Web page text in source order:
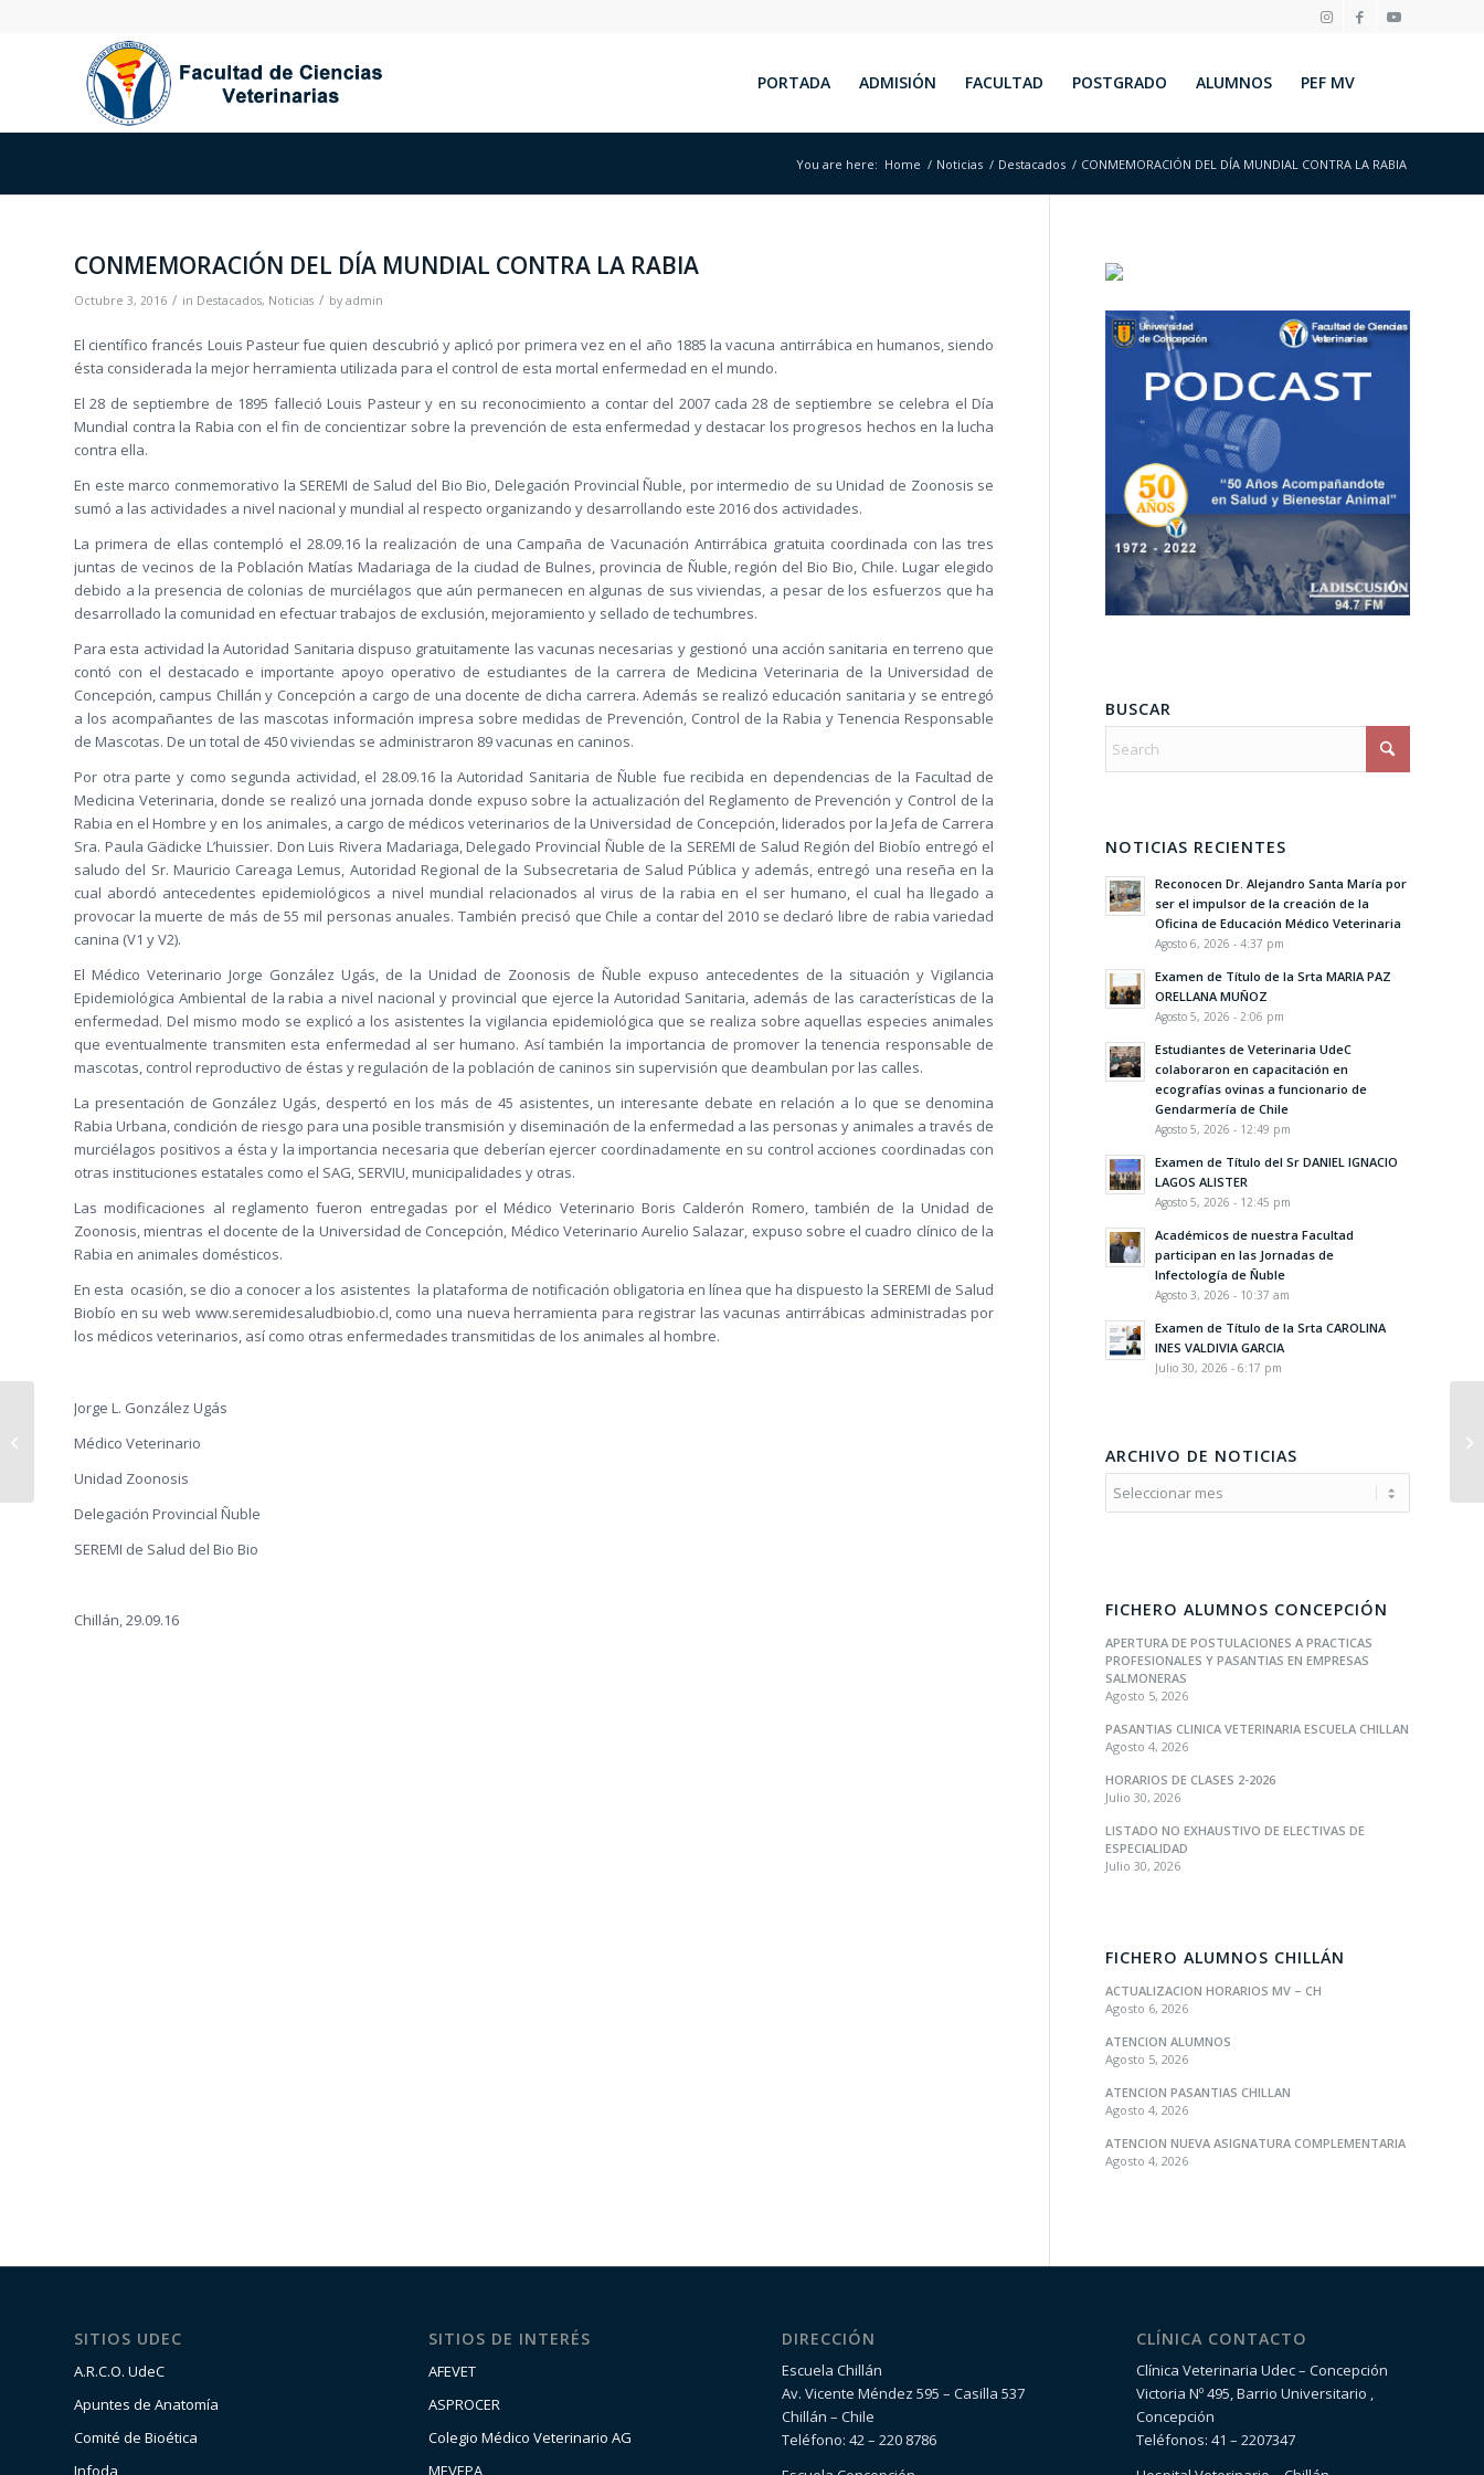
PORTADA ADMISIÓN FACULTAD POSTGRADO ALUMNOS PEF MV
You are here: Home / Noticias / Destacados / CONMEMORACIÓN DEL DÍA MUNDIAL CONTRA LA RABIA
CONMEMORACIÓN DEL DÍA MUNDIAL CONTRA LA RABIA
Octubre 3, 2016 / in Destacados, Noticias / by admin
El científico francés Louis Pasteur fue quien descubrió y aplicó por primera vez en el año 1885 la vacuna antirrábica en humanos, siendo
ésta considerada la mejor herramienta utilizada para el control de esta mortal enfermedad en el mundo.
El 28 de septiembre de 1895 falleció Louis Pasteur y en su reconocimiento a contar del 2007 cada 28 de septiembre se celebra el Día
Mundial contra la Rabia con el fin de concientizar sobre la prevención de esta enfermedad y destacar los progresos hechos en la lucha
contra ella.
En este marco conmemorativo la SEREMI de Salud del Bio Bio, Delegación Provincial Ñuble, por intermedio de su Unidad de Zoonosis se
sumó a las actividades a nivel nacional y mundial al respecto organizando y desarrollando este 2016 dos actividades.
La primera de ellas contempló el 28.09.16 la realización de una Campaña de Vacunación Antirrábica gratuita coordinada con las tres
juntas de vecinos de la Población Matías Madariaga de la ciudad de Bulnes, provincia de Ñuble, región del Bio Bio, Chile. Lugar elegido
debido a la presencia de colonias de murciélagos que aún permanecen en algunas de sus viviendas, a pesar de los esfuerzos que ha
desarrollado la comunidad en efectuar trabajos de exclusión, mejoramiento y sellado de techumbres.
Para esta actividad la Autoridad Sanitaria dispuso gratuitamente las vacunas necesarias y gestionó una acción sanitaria en terreno que
contó con el destacado e importante apoyo operativo de estudiantes de la carrera de Medicina Veterinaria de la Universidad de
Concepción, campus Chillán y Concepción a cargo de una docente de dicha carrera. Además se realizó educación sanitaria y se entregó
a los acompañantes de las mascotas información impresa sobre medidas de Prevención, Control de la Rabia y Tenencia Responsable
de Mascotas. De un total de 450 viviendas se administraron 89 vacunas en caninos.
Por otra parte y como segunda actividad, el 28.09.16 la Autoridad Sanitaria de Ñuble fue recibida en dependencias de la Facultad de
Medicina Veterinaria, donde se realizó una jornada donde expuso sobre la actualización del Reglamento de Prevención y Control de la
Rabia en el Hombre y en los animales, a cargo de médicos veterinarios de la Universidad de Concepción, liderados por la Jefa de Carrera
Sra. Paula Gädicke L’huissier. Don Luis Rivera Madariaga, Delegado Provincial Ñuble de la SEREMI de Salud Región del Biobío entregó el
saludo del Sr. Mauricio Careaga Lemus, Autoridad Regional de la Subsecretaria de Salud Pública y además, entregó una reseña en la
cual abordó antecedentes epidemiológicos a nivel mundial relacionados al virus de la rabia en el ser humano, el cual ha llegado a
provocar la muerte de más de 55 mil personas anuales. También precisó que Chile a contar del 2010 se declaró libre de rabia variedad
canina (V1 y V2).
El Médico Veterinario Jorge González Ugás, de la Unidad de Zoonosis de Ñuble expuso antecedentes de la situación y Vigilancia
Epidemiológica Ambiental de la rabia a nivel nacional y provincial que ejerce la Autoridad Sanitaria, además de las características de la
enfermedad. Del mismo modo se explicó a los asistentes la vigilancia epidemiológica que se realiza sobre aquellas especies animales
que eventualmente transmiten esta enfermedad al ser humano. Así también la importancia de promover la tenencia responsable de
mascotas, control reproductivo de éstas y regulación de la población de caninos sin supervisión que deambulan por las calles.
La presentación de González Ugás, despertó en los más de 45 asistentes, un interesante debate en relación a lo que se denomina
Rabia Urbana, condición de riesgo para una posible transmisión y diseminación de la enfermedad a las personas y animales a través de
murciélagos positivos a ésta y la importancia necesaria que deberían ejercer coordinadamente en su control acciones coordinadas con
otras instituciones estatales como el SAG, SERVIU, municipalidades y otras.
Las modificaciones al reglamento fueron entregadas por el Médico Veterinario Boris Calderón Romero, también de la Unidad de
Zoonosis, mientras el docente de la Universidad de Concepción, Médico Veterinario Aurelio Salazar, expuso sobre el cuadro clínico de la
Rabia en animales domésticos.
En esta ocasión, se dio a conocer a los asistentes la plataforma de notificación obligatoria en línea que ha dispuesto la SEREMI de Salud
Biobío en su web www.seremidesaludbiobio.cl, como una nueva herramienta para registrar las vacunas antirrábicas administradas por
los médicos veterinarios, así como otras enfermedades transmitidas de los animales al hombre.
Jorge L. González Ugás
Médico Veterinario
Unidad Zoonosis
Delegación Provincial Ñuble
SEREMI de Salud del Bio Bio
Chillán, 29.09.16
BUSCAR
NOTICIAS RECIENTES
Reconocen Dr. Alejandro Santa María por
ser el impulsor de la creación de la
Oficina de Educación Médico Veterinaria
Agosto 6, 2026 - 4:37 pm
Examen de Título de la Srta MARIA PAZ
ORELLANA MUÑOZ
Agosto 5, 2026 - 2:06 pm
Estudiantes de Veterinaria UdeC
colaboraron en capacitación en
ecografías ovinas a funcionario de
Gendarmería de Chile
Agosto 5, 2026 - 12:49 pm
Examen de Título del Sr DANIEL IGNACIO
LAGOS ALISTER
Agosto 5, 2026 - 12:45 pm
Académicos de nuestra Facultad
participan en las Jornadas de
Infectología de Ñuble
Agosto 3, 2026 - 10:37 am
Examen de Título de la Srta CAROLINA
INES VALDIVIA GARCIA
Julio 30, 2026 - 6:17 pm
ARCHIVO DE NOTICIAS
FICHERO ALUMNOS CONCEPCIÓN
APERTURA DE POSTULACIONES A PRACTICAS
PROFESIONALES Y PASANTIAS EN EMPRESAS
SALMONERAS
Agosto 5, 2026
PASANTIAS CLINICA VETERINARIA ESCUELA CHILLAN
Agosto 4, 2026
HORARIOS DE CLASES 2-2026
Julio 30, 2026
LISTADO NO EXHAUSTIVO DE ELECTIVAS DE
ESPECIALIDAD
Julio 30, 2026
FICHERO ALUMNOS CHILLÁN
ACTUALIZACION HORARIOS MV – CH
Agosto 6, 2026
ATENCION ALUMNOS
Agosto 5, 2026
ATENCION PASANTIAS CHILLAN
Agosto 4, 2026
ATENCION NUEVA ASIGNATURA COMPLEMENTARIA
Agosto 4, 2026
SITIOS UDEC
A.R.C.O. UdeC
Apuntes de Anatomía
Comité de Bioética
Infoda
SITIOS DE INTERÉS
AFEVET
ASPROCER
Colegio Médico Veterinario AG
MEVEPA
DIRECCIÓN
Escuela Chillán
Av. Vicente Méndez 595 – Casilla 537
Chillán – Chile
Teléfono: 42 – 220 8786
CLÍNICA CONTACTO
Clínica Veterinaria Udec – Concepción
Victoria Nº 495, Barrio Universitario ,
Concepción
Teléfonos: 41 – 2207347
Día Mundial contra la Rabia